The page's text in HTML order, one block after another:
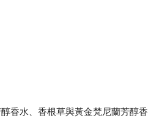
醇香水、香根草與黃金梵尼蘭芳醇香